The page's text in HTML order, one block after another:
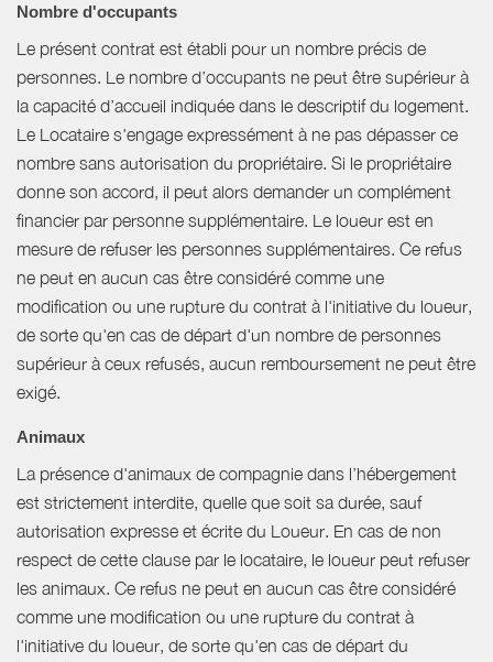
Nombre d'occupants
Le présent contrat est établi pour un nombre précis de
personnes. Le nombre d’occupants ne peut être supérieur à
la capacité d’accueil indiquée dans le descriptif du logement.
Le Locataire s'engage expressément à ne pas dépasser ce
nombre sans autorisation du propriétaire. Si le propriétaire
donne son accord, il peut alors demander un complément
financier par personne supplémentaire. Le loueur est en
mesure de refuser les personnes supplémentaires. Ce refus
ne peut en aucun cas être considéré comme une
modification ou une rupture du contrat à l'initiative du loueur,
de sorte qu'en cas de départ d'un nombre de personnes
supérieur à ceux refusés, aucun remboursement ne peut être
exigé.
Animaux
La présence d'animaux de compagnie dans l’hébergement
est strictement interdite, quelle que soit sa durée, sauf
autorisation expresse et écrite du Loueur. En cas de non
respect de cette clause par le locataire, le loueur peut refuser
les animaux. Ce refus ne peut en aucun cas être considéré
comme une modification ou une rupture du contrat à
l'initiative du loueur, de sorte qu'en cas de départ du